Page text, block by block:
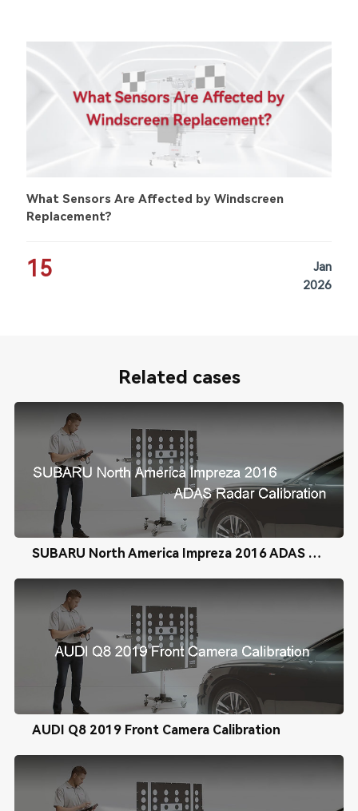
What Sensors Are Affected by Windscreen
Replacement?
15
Jan
2026
Related cases
SUBARU North America Impreza 2016 ADAS Radar Calibration
AUDI Q8 2019 Front Camera Calibration